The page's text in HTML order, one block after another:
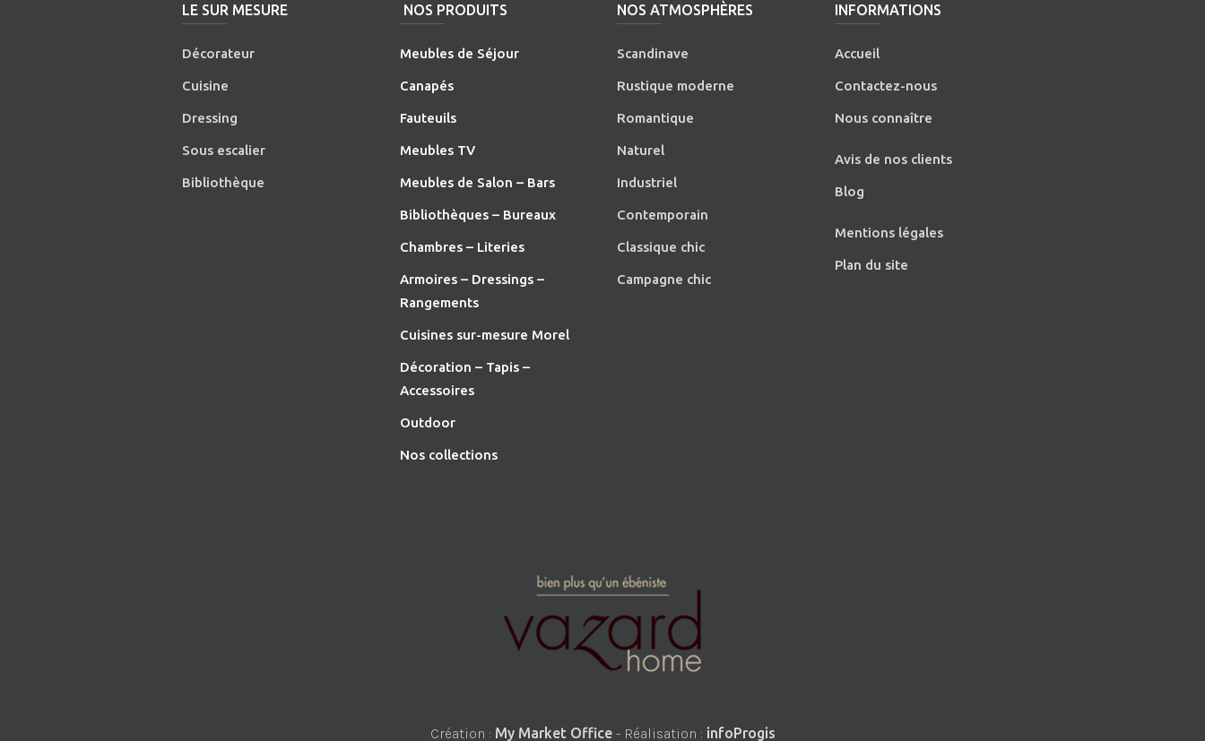
LE SUR MESURE
Décorateur
Cuisine
Dressing
Sous escalier
Bibliothèque
NOS PRODUITS
Meubles de Séjour
Canapés
Fauteuils
Meubles TV
Meubles de Salon – Bars
Bibliothèques – Bureaux
Chambres – Literies
Armoires – Dressings –
Rangements
Cuisines sur-mesure Morel
Décoration – Tapis –
Accessoires
Outdoor
Nos collections
NOS ATMOSPHÈRES
Scandinave
Rustique moderne
Romantique
Naturel
Industriel
Contemporain
Classique chic
Campagne chic
INFORMATIONS
Accueil
Contactez-nous
Nous connaître
Avis de nos clients
Blog
Mentions légales
Plan du site
Création : My Market Office- Réalisation : infoProgis